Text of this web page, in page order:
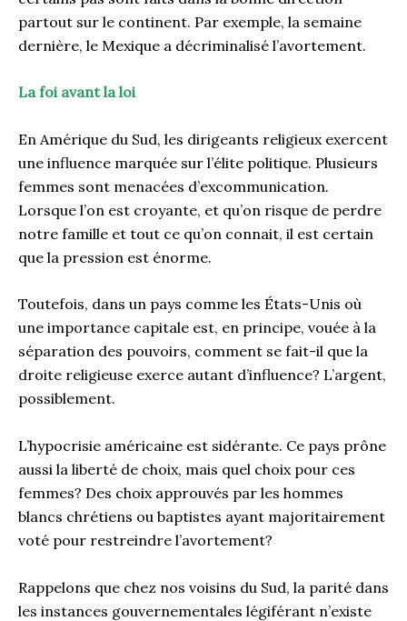
partout sur le continent. Par exemple, la semaine
dernière, le Mexique a décriminalisé l’avortement.
La foi avant la loi
En Amérique du Sud, les dirigeants religieux exercent
une influence marquée sur l’élite politique. Plusieurs
femmes sont menacées d’excommunication.
Lorsque l’on est croyante, et qu’on risque de perdre
notre famille et tout ce qu’on connait, il est certain
que la pression est énorme.
Toutefois, dans un pays comme les États-Unis où
une importance capitale est, en principe, vouée à la
séparation des pouvoirs, comment se fait-il que la
droite religieuse exerce autant d’influence? L’argent,
possiblement.
L’hypocrisie américaine est sidérante. Ce pays prône
aussi la liberté de choix, mais quel choix pour ces
femmes? Des choix approuvés par les hommes
blancs chrétiens ou baptistes ayant majoritairement
voté pour restreindre l’avortement?
Rappelons que chez nos voisins du Sud, la parité dans
les instances gouvernementales légiférant n’existe